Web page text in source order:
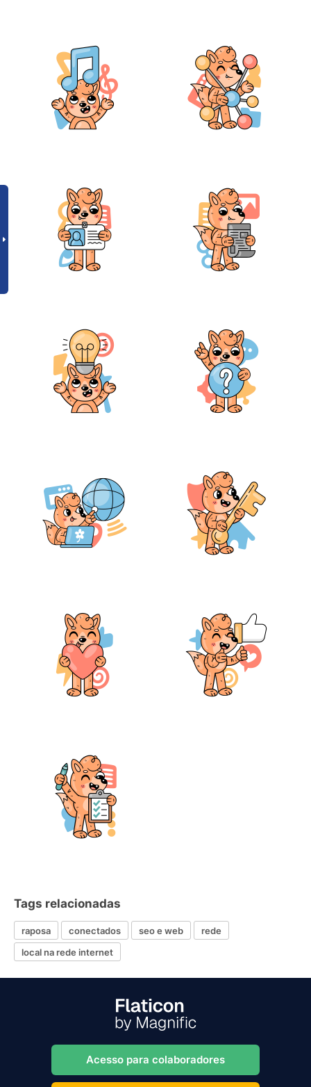
Tags relacionadas
raposa conectados seo e web
rede
local na rede internet
Acesso para colaboradores